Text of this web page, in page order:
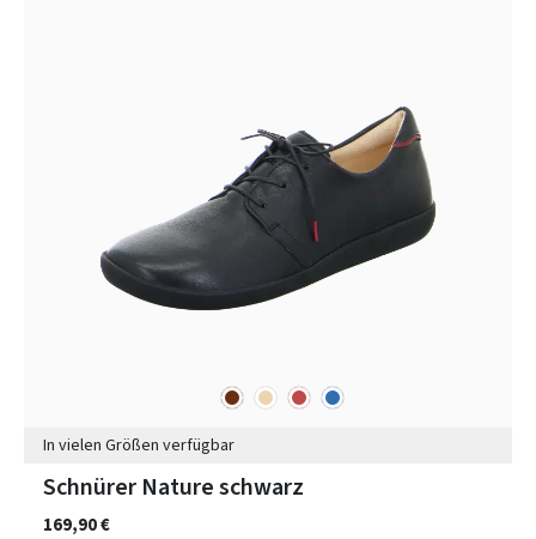
braunbeigerot blau
In vielen Größen verfügbar
Schnürer Nature schwarz
169,90 €